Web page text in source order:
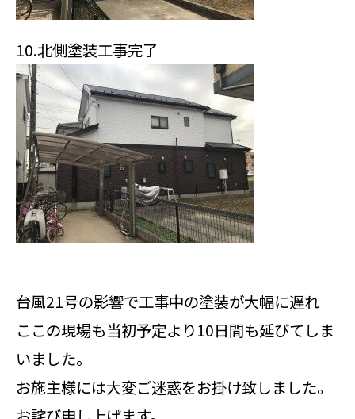
10.北側塗装工事完了
台風21号の影響で工事中の塗装が大幅に遅れ
ここの現場も当初予定より10日間も延びてしま
いました。
お施主様には大変ご迷惑をお掛け致しました。